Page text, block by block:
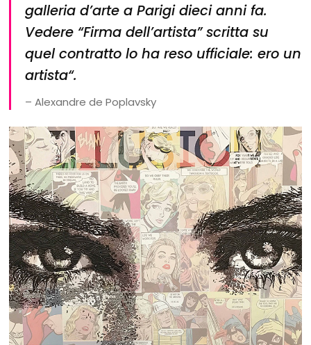
galleria d’arte a Parigi dieci anni fa.
Vedere “Firma dell’artista” scritta su
quel contratto lo ha reso ufficiale: ero un
artista“.
– Alexandre de Poplavsky